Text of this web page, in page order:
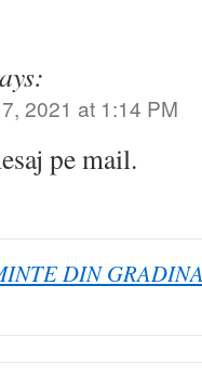
2021 at 1:14 PM
pe mail.
DIN